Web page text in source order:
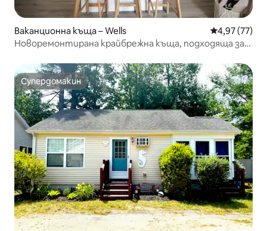
Ваканционна къща – Wells Средна
4,97 (77)
Новоремонтирана крайбрежна къща, подходяща за
Супердомакин
Супердомакин